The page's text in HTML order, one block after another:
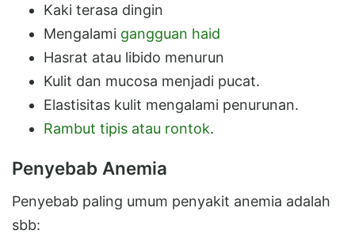
Kaki terasa dingin
Mengalami gangguan haid
Hasrat atau libido menurun
Kulit dan mucosa menjadi pucat.
Elastisitas kulit mengalami penurunan.
Rambut tipis atau rontok.
Penyebab Anemia
Penyebab paling umum penyakit anemia adalah
sbb: